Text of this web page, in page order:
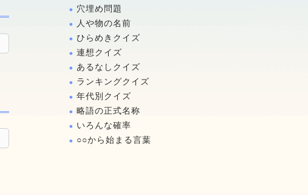
穴埋め問題
人や物の名前
ひらめきクイズ
連想クイズ
あるなしクイズ
ランキングクイズ
年代別クイズ
略語の正式名称
いろんな確率
○○から始まる言葉